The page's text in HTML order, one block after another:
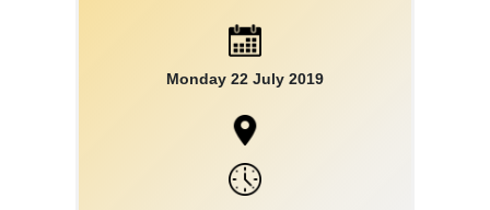
Monday 22 July 2019